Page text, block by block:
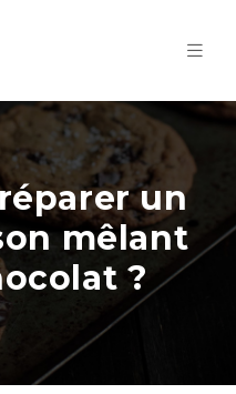
un
mêlant
?